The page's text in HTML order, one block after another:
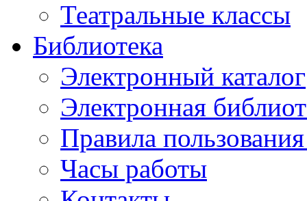
Театральные классы
Библиотека
Электронный каталог
Электронная
Правила
Часы работы